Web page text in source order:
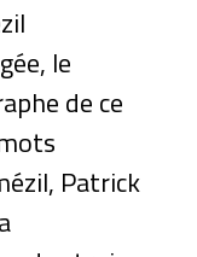
le
de ce
Patrick